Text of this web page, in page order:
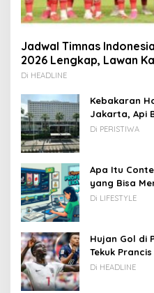
Jadwal Timnas
2026 Lengkap, Lawan
Di HEADLINE
Kebakaran
Jakarta, Api
Di PERISTIWA
Apa Itu
yang Bisa
Rupiah
Di LIFESTYLE
Hujan Gol di
Tekuk Prancis
Di HEADLINE